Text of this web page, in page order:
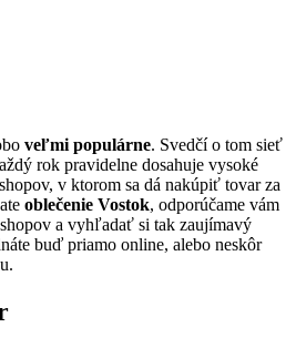
veľmi populárne. Svedčí o tom sieť
rok pravidelne dosahuje vysoké
v ktorom sa dá nakúpiť tovar za
oblečenie Vostok, odporúčame vám
a vyhľadať si tak zaujímavý
buď priamo online, alebo neskôr